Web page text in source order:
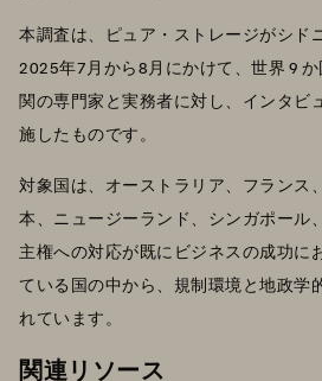
本調査は、ピュア・ストレージがシド
2025年7月から8月にかけて、世界 9
関の専門家と実務者に対し、インタビ
施したものです。
対象国は、オーストラリア、フランス
本、ニュージーランド、シンガポール
主権への対応が既にビジネスの成功に
ている国の中から、規制環境と地政学
れています。
関連リソース